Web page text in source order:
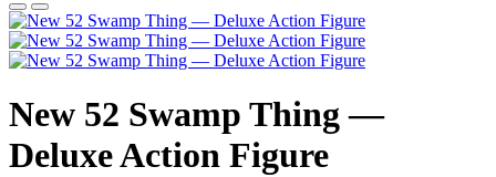
New 52 Swamp Thing —
Deluxe Action Figure